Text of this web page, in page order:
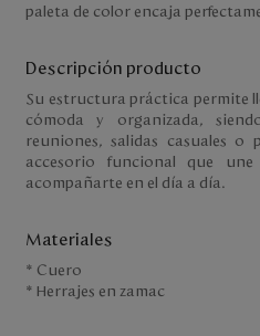
Costa Rica
Panamá
USA
Venezuela
paleta de color encaja
Descripción producto
Su estructura práctica permite
cómoda y organizada,
reuniones, salidas casuales o
accesorio funcional que
acompañarte en el día a día.
Materiales
* Cuero
* Herrajes en zamac